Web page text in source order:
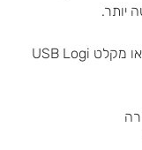
יותר.
• חיבור אלחוטי יציב באמצעות Bluetooth או מקלט USB Logi